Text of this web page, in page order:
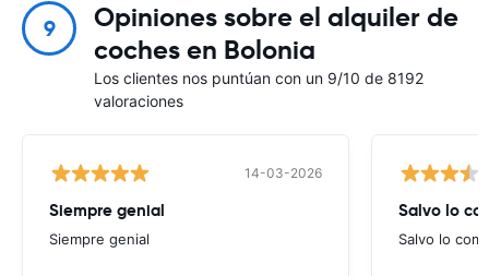
9
Opiniones sobre el alquiler de
coches en Bolonia
Los clientes nos puntúan con un 9/10 de 8192
valoraciones
14-03-2026
Siempre genial
Siempre genial
Salvo lo
Salvo lo